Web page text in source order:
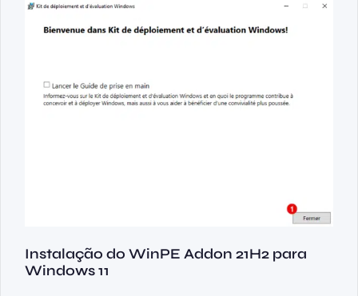
Instalação do WinPE Addon 21H2 para
Windows 11